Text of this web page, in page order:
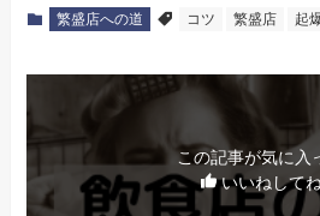
繁盛店への道 コツ 繁盛店 起
この記事が気に入
いいねしてね